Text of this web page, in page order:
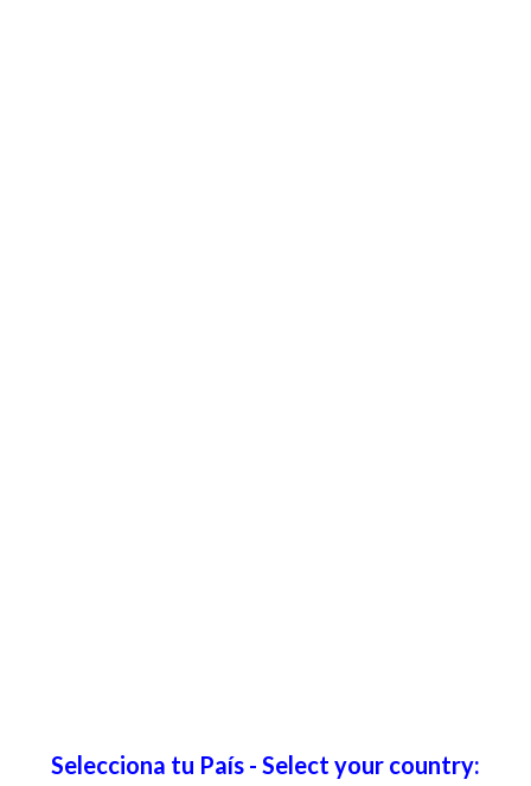
Selecciona tu País - Select your country: